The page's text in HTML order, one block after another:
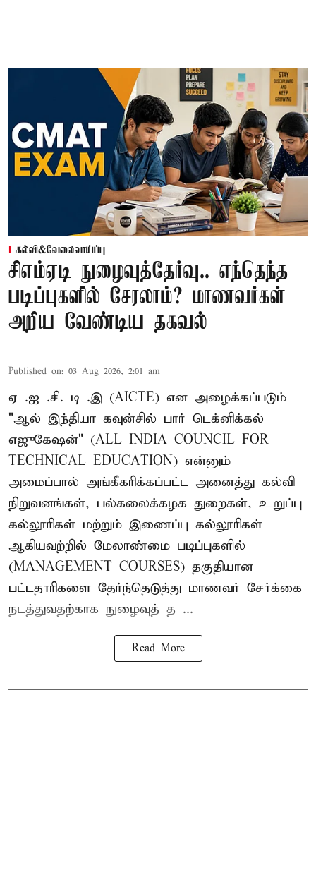
கல்வி&வேலைவாய்ப்பு
சிஎம்ஏடி நுழைவுத்தேர்வு.. எந்தெந்த
படிப்புகளில் சேரலாம்? மாணவர்கள்
அறிய வேண்டிய தகவல்
Published on: 03 Aug 2026, 2:01 am
ஏ .ஐ .சி. டி .இ (AICTE) என அழைக்கப்படும்
"ஆல் இந்தியா கவுன்சில் பார் டெக்னிக்கல்
எஜுகேஷன்" (ALL INDIA COUNCIL FOR
TECHNICAL EDUCATION) என்னும்
அமைப்பால் அங்கீகரிக்கப்பட்ட அனைத்து கல்வி
நிறுவனங்கள், பல்கலைக்கழக துறைகள், உறுப்பு
கல்லூரிகள் மற்றும் இணைப்பு கல்லூரிகள்
ஆகியவற்றில் மேலாண்மை படிப்புகளில்
(MANAGEMENT COURSES) தகுதியான
பட்டதாரிகளை தேர்ந்தெடுத்து மாணவர் சேர்க்கை
நடத்துவதற்காக நுழைவுத் த ...
Read More